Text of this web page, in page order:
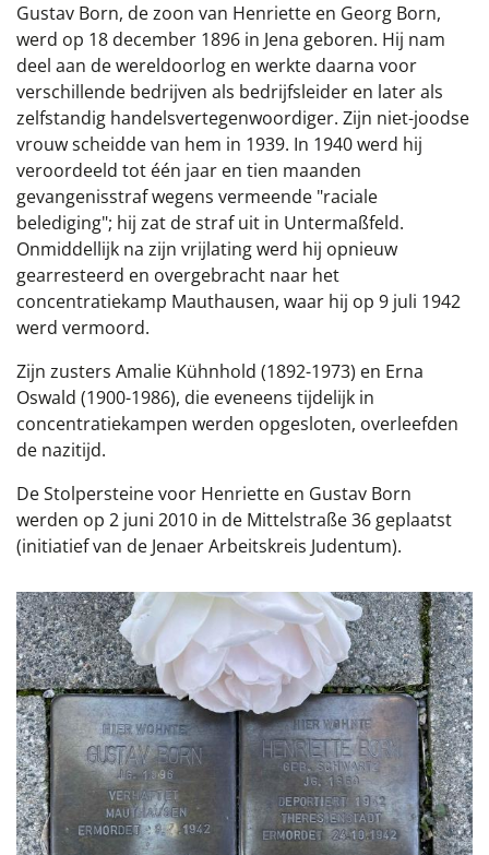
Gustav Born, de zoon van Henriette en Georg Born,
werd op 18 december 1896 in Jena geboren. Hij nam
deel aan de wereldoorlog en werkte daarna voor
verschillende bedrijven als bedrijfsleider en later als
zelfstandig handelsvertegenwoordiger. Zijn niet-joodse
vrouw scheidde van hem in 1939. In 1940 werd hij
veroordeeld tot één jaar en tien maanden
gevangenisstraf wegens vermeende "raciale
belediging"; hij zat de straf uit in Untermaßfeld.
Onmiddellijk na zijn vrijlating werd hij opnieuw
gearresteerd en overgebracht naar het
concentratiekamp Mauthausen, waar hij op 9 juli 1942
werd vermoord.
Zijn zusters Amalie Kühnhold (1892-1973) en Erna
Oswald (1900-1986), die eveneens tijdelijk in
concentratiekampen werden opgesloten, overleefden
de nazitijd.
De Stolpersteine voor Henriette en Gustav Born
werden op 2 juni 2010 in de Mittelstraße 36 geplaatst
(initiatief van de Jenaer Arbeitskreis Judentum).